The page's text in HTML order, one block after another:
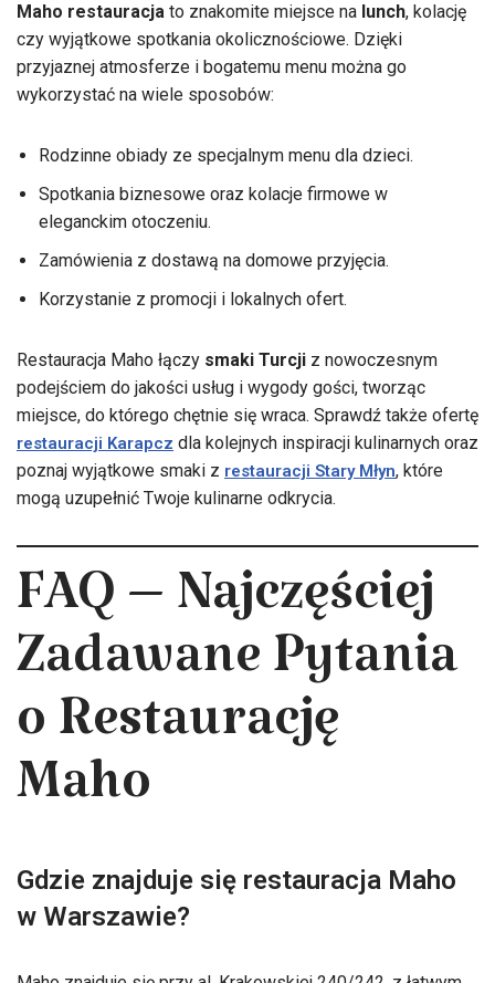
Maho restauracja to znakomite miejsce na lunch, kolację
czy wyjątkowe spotkania okolicznościowe. Dzięki
przyjaznej atmosferze i bogatemu menu można go
wykorzystać na wiele sposobów:
Rodzinne obiady ze specjalnym menu dla dzieci.
Spotkania biznesowe oraz kolacje firmowe w
eleganckim otoczeniu.
Zamówienia z dostawą na domowe przyjęcia.
Korzystanie z promocji i lokalnych ofert.
Restauracja Maho łączy smaki Turcji z nowoczesnym
podejściem do jakości usług i wygody gości, tworząc
miejsce, do którego chętnie się wraca. Sprawdź także ofertę
restauracji Karapcz dla kolejnych inspiracji kulinarnych oraz
poznaj wyjątkowe smaki z restauracji Stary Młyn, które
mogą uzupełnić Twoje kulinarne odkrycia.
FAQ – Najczęściej
Zadawane Pytania
o Restaurację
Maho
Gdzie znajduje się restauracja Maho
w Warszawie?